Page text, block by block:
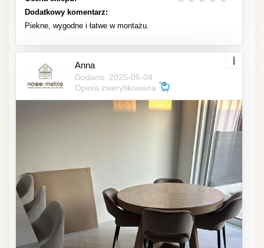
Dodatkowy komentarz:
Piekne, wygodne i łatwe w montażu.
Anna
Dodano: 2025-05-04
Opinia zweryfikowana